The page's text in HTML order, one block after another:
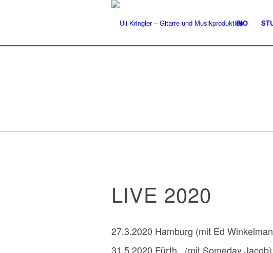
BIO
LIVE 2020
27.3.2020 Hamburg (mit Ed
31.5.2020 Fürth (mit Someday Jacob)